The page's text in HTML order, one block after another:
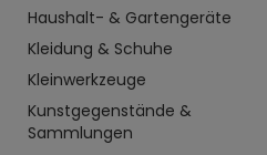
Haushalt- & Gartengeräte
Kleidung & Schuhe
Kleinwerkzeuge
Kunstgegenstände &
Sammlungen